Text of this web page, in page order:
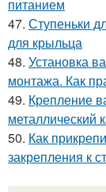
питанием
47. Ступеньки
для крыльца
48. Установка
монтажа. Как
49. Крепление
металлический
50. Как
закрепления к